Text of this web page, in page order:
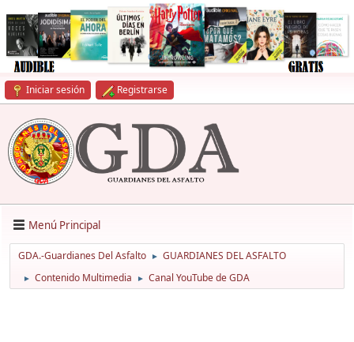
Iniciar sesión Registrarse
Menú Principal
GDA.-Guardianes Del Asfalto ► GUARDIANES DEL ASFALTO
► Contenido Multimedia ► Canal YouTube de GDA